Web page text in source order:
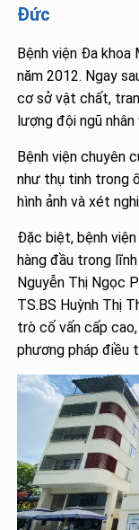
Đức
Bệnh viện Đa
năm 2012. Ngay
cơ sở vật chất,
lượng đội ngũ nhân
Bệnh viện chuyên
như thụ tinh trong
hình ảnh và xét
Đặc biệt, bệnh
hàng đầu trong
Nguyễn Thị Ngọc
TS.BS Huỳnh Thị
trò cố vấn cấp
phương pháp điều